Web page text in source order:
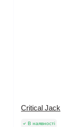
Critical Jack
В наявності